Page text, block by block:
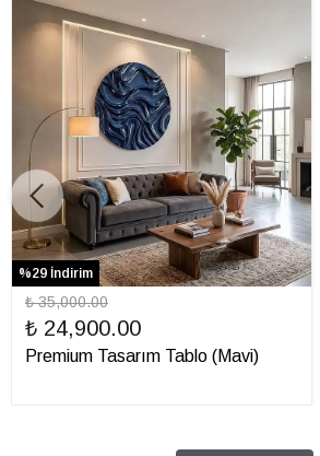
%29 İndirim
₺ 35,000.00
₺ 24,900.00
Premium Tasarım Tablo (Mavi)